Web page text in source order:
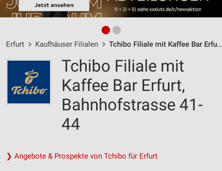
Erfurt Kaufhäuser Filialen Tchibo Filiale mit Kaffee Bar Erfurt / Bahnhofstrasse 41-44 - Öffnungszeiten & Adresse
Tchibo Filiale mit
Kaffee Bar Erfurt,
Bahnhofstrasse 41-
44
❯ Angebote & Prospekte von Tchibo für Erfurt